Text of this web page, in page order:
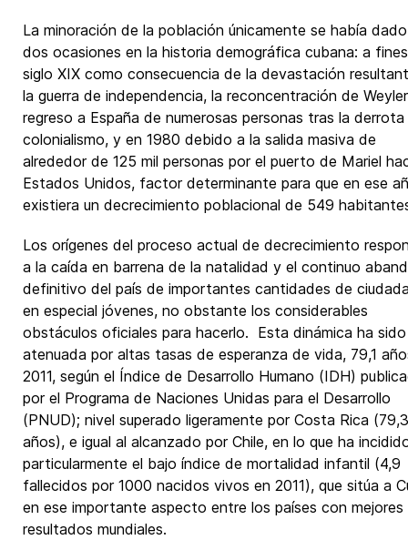
La minoración de la población únicamente se había
dos ocasiones en la historia demográfica cubana: a
siglo XIX como consecuencia de la devastación
la guerra de independencia, la reconcentración de
regreso a España de numerosas personas tras la derrota
colonialismo, y en 1980 debido a la salida masiva de
alrededor de 125 mil personas por el puerto de Mariel
Estados Unidos, factor determinante para que en ese
existiera un decrecimiento poblacional de 549
Los orígenes del proceso actual de decrecimiento
a la caída en barrena de la natalidad y el continuo
definitivo del país de importantes cantidades de
en especial jóvenes, no obstante los considerables
obstáculos oficiales para hacerlo. Esta dinámica ha sido
atenuada por altas tasas de esperanza de vida, 79,1
2011, según el Índice de Desarrollo Humano (IDH)
por el Programa de Naciones Unidas para el Desarrollo
(PNUD); nivel superado ligeramente por Costa Rica (79,3
años), e igual al alcanzado por Chile, en lo que ha
particularmente el bajo índice de mortalidad infantil (4,9
fallecidos por 1000 nacidos vivos en 2011), que sitúa a
en ese importante aspecto entre los países con mejores
resultados mundiales.